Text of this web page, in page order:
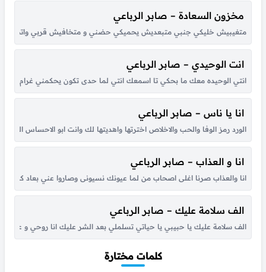
مخزون السعادة – صابر الرباعي
متغيبيش خليكي جنبي متبعديش يحميكي حضني و متخافيش قربي واتحامي
انت الوحيدي – صابر الرباعي
انتي الوحيده معك ما بحكي تا اسمعك انتي لما حدى تكون يحكمني غرام
انا يا ناس – صابر الرباعي
الورد رمز الوفا والحب والاخلاص اخترتها واهديتها لك وانت ابو الاحساس
انا و العذاب – صابر الرباعي
انا والعذاب صرنا اغلى اصحاب من لما عيونك نسيونى وصاروا عني بعاد كل
الف سلامة عليك – صابر الرباعي
الف سلامة عليك يا حبيبي يا حياتي تسلملي بعد الشر عليك انا روحي و
كلمات مختارة